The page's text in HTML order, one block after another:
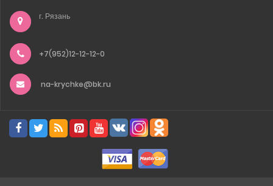
г. Рязань
+7(952)12-12-12-0
na-krychke@bk.ru